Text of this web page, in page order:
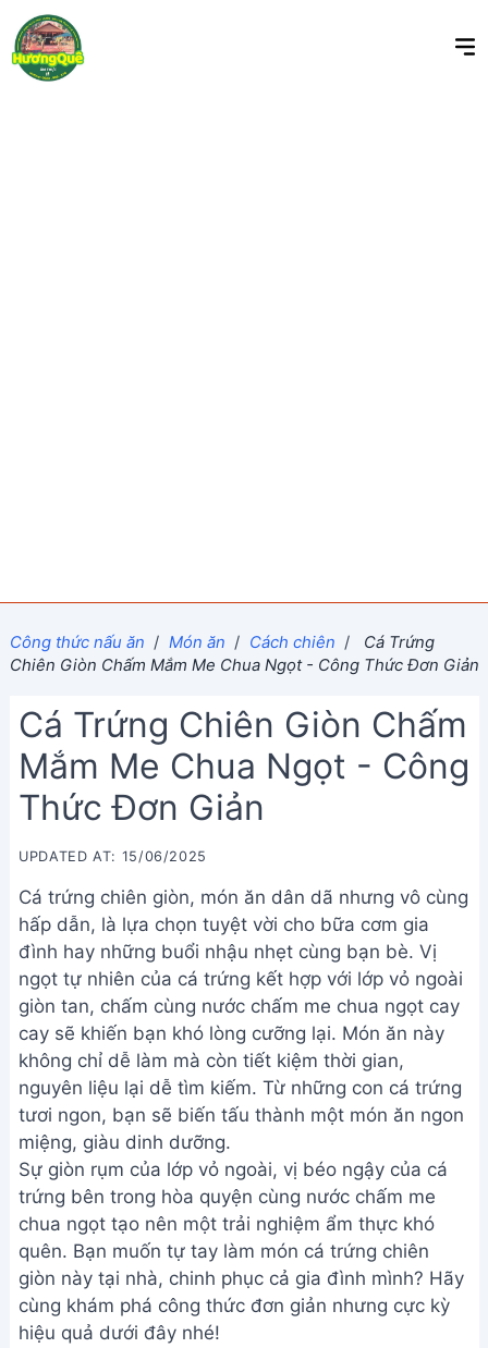
Công thức nấu ăn / Món ăn / Cách chiên /
Cá Trứng
Chiên Giòn Chấm Mắm Me Chua Ngọt - Công Thức Đơn Giản
Cá Trứng Chiên Giòn Chấm
Mắm Me Chua Ngọt - Công
Thức Đơn Giản
UPDATED AT: 15/06/2025
Cá trứng chiên giòn, món ăn dân dã nhưng vô cùng
hấp dẫn, là lựa chọn tuyệt vời cho bữa cơm gia
đình hay những buổi nhậu nhẹt cùng bạn bè. Vị
ngọt tự nhiên của cá trứng kết hợp với lớp vỏ ngoài
giòn tan, chấm cùng nước chấm me chua ngọt cay
cay sẽ khiến bạn khó lòng cưỡng lại. Món ăn này
không chỉ dễ làm mà còn tiết kiệm thời gian,
nguyên liệu lại dễ tìm kiếm. Từ những con cá trứng
tươi ngon, bạn sẽ biến tấu thành một món ăn ngon
miệng, giàu dinh dưỡng.
Sự giòn rụm của lớp vỏ ngoài, vị béo ngậy của cá
trứng bên trong hòa quyện cùng nước chấm me
chua ngọt tạo nên một trải nghiệm ẩm thực khó
quên. Bạn muốn tự tay làm món cá trứng chiên
giòn này tại nhà, chinh phục cả gia đình mình? Hãy
cùng khám phá công thức đơn giản nhưng cực kỳ
hiệu quả dưới đây nhé!